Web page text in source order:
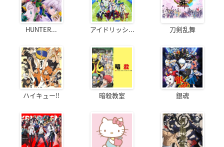
HUNTER... アイドリッシ... 刀剣乱舞
ハイキュー!! 暗殺教室 銀魂